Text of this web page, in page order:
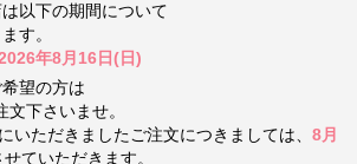
以下の期間について
す。
年8月16日(日)
望の方は
文下さいませ。
いただきましたご注文につきましては、 8月
ていただきます。